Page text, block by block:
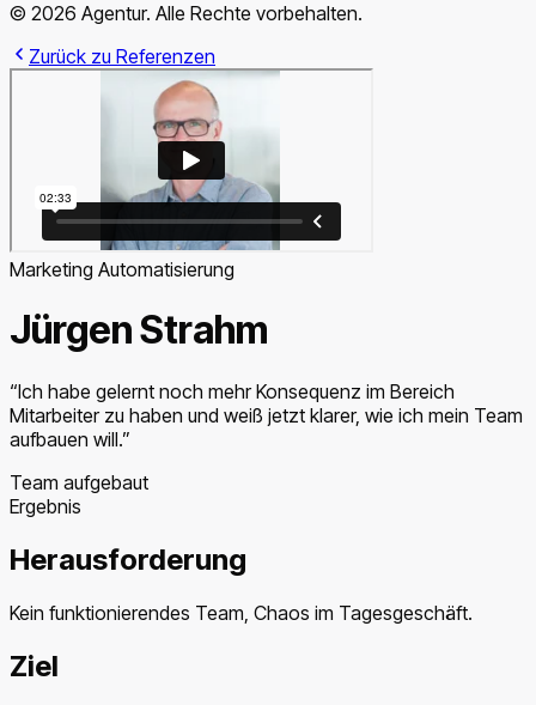
© 2026 Agentur. Alle Rechte vorbehalten.
Zurück zu Referenzen
Marketing Automatisierung
Jürgen Strahm
“Ich habe gelernt noch mehr Konsequenz im Bereich
Mitarbeiter zu haben und weiß jetzt klarer, wie ich mein Team
aufbauen will.”
Team aufgebaut
Ergebnis
Herausforderung
Kein funktionierendes Team, Chaos im Tagesgeschäft.
Ziel